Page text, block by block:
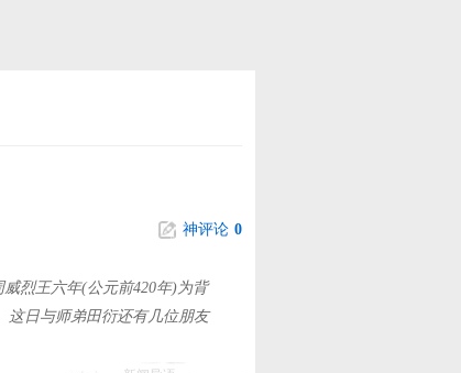
神评论 0
烈王六年(公元前420年)为背
这日与师弟田衍还有几位朋友